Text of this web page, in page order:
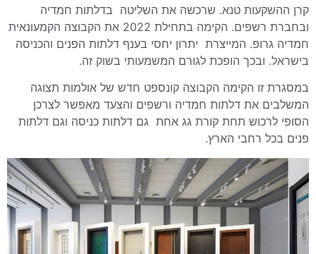
קרן ההשקעות טנא. שרכשה את השליטה בדלתות חמדיה
ובחברת רשפים. הקימה בתחילת 2022 את הקבוצה הקמעונאית
חמדיה גרופ. המייצרת יתרון יחסי בענף דלתות הפנים והכניסה
בישראל. ובכך הופכת לגורם המשמעותי בשוק זה.
במסגרת זו הקימה הקבוצה קונספט חדש של אולמות תצוגה
המשלבים את דלתות חמדיה ורשפים והצעד מאפשר לצרכן
הסופי לרכוש תחת קורת גג אחת גם דלתות כניסה וגם דלתות
פנים בכל רחבי הארץ.